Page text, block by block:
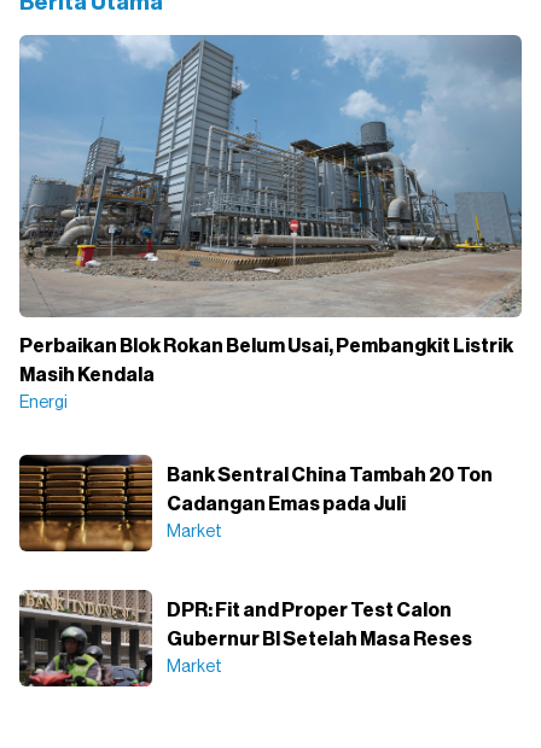
Perbaikan Blok Rokan Belum Usai, Pembangkit Listrik
Masih Kendala
Energi
Bank Sentral China Tambah 20 Ton
Cadangan Emas pada Juli
Market
DPR: Fit and Proper Test Calon
Gubernur BI Setelah Masa Reses
Market